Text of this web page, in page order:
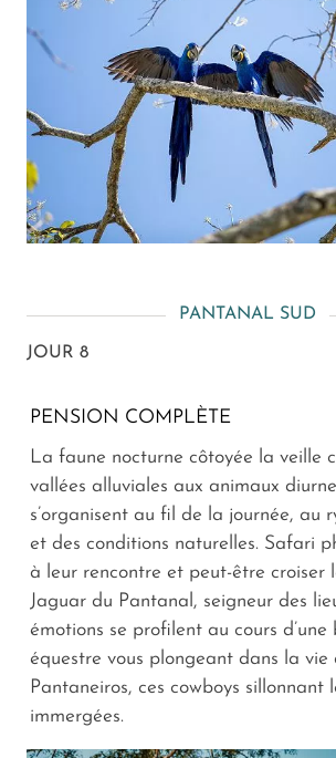
PANTANAL SUD
JOUR 8
PENSION COMPLÈTE
La faune nocturne côtoyée la veille
vallées alluviales aux animaux
s’organisent au fil de la journée, au
et des conditions naturelles. Safari
à leur rencontre et peut-être croiser
Jaguar du Pantanal, seigneur des
émotions se profilent au cours d’une
équestre vous plongeant dans la vie
Pantaneiros, ces cowboys sillonnant
immergées.